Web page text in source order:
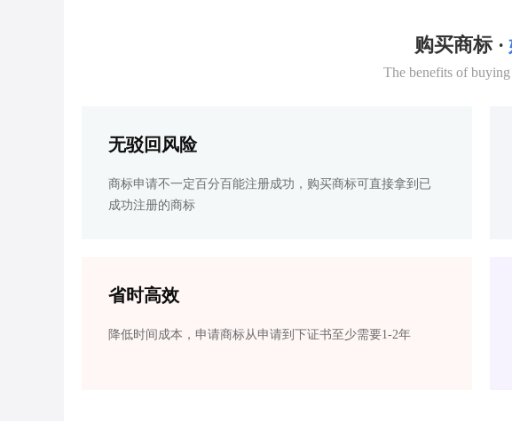
购买商标 ·
The benefits of buying
无驳回风险
商标申请不一定百分百能注册成功，购买商标可直接拿到已
成功注册的商标
省时高效
降低时间成本，申请商标从申请到下证书至少需要1-2年